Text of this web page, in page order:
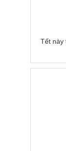
Tết này